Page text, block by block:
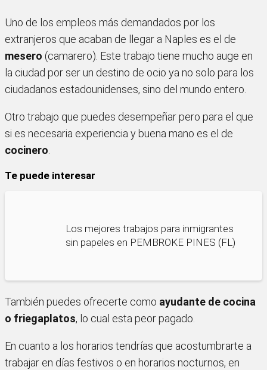
Uno de los empleos más demandados por los
extranjeros que acaban de llegar a Naples es el de
mesero (camarero). Este trabajo tiene mucho auge en
la ciudad por ser un destino de ocio ya no solo para los
ciudadanos estadounidenses, sino del mundo entero.
Otro trabajo que puedes desempeñar pero para el que
si es necesaria experiencia y buena mano es el de
cocinero.
Te puede interesar
Los mejores trabajos para inmigrantes
sin papeles en PEMBROKE PINES (FL)
También puedes ofrecerte como ayudante de cocina
o friegaplatos, lo cual esta peor pagado.
En cuanto a los horarios tendrías que acostumbrarte a
trabajar en días festivos o en horarios nocturnos, en